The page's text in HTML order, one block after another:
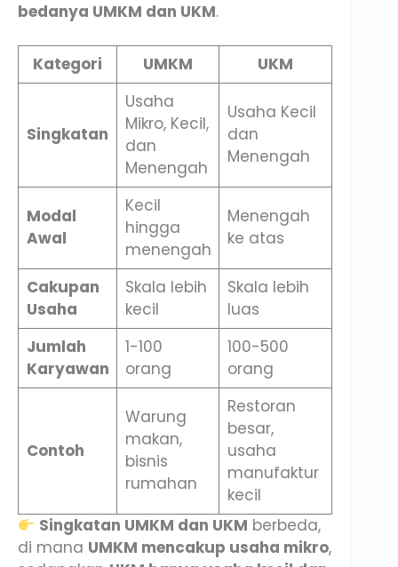
bedanya UMKM dan UKM.
Kategori UMKM UKM
Singkatan
Usaha
Mikro, Kecil,
dan
Menengah
Usaha Kecil
dan
Menengah
Modal
Awal
Kecil
hingga
menengah
Menengah
ke atas
Cakupan
Usaha
Skala lebih
kecil
Skala lebih
luas
Jumlah
Karyawan
1-100
orang
100-500
orang
Contoh
Warung
makan,
bisnis
rumahan
Restoran
besar,
usaha
manufaktur
kecil
Singkatan UMKM dan UKM berbeda,
di mana UMKM mencakup usaha mikro,